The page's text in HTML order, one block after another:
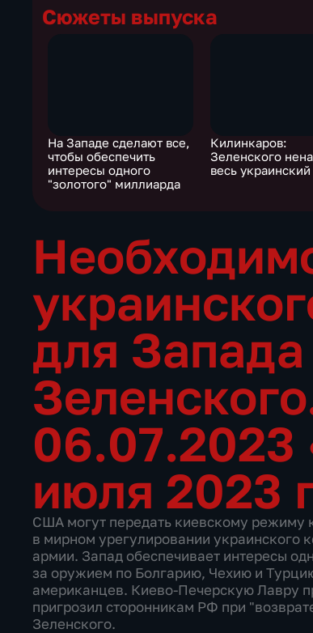
Сюжеты выпуска
На Западе сделают все,
чтобы обеспечить
интересы одного
"золотого" миллиарда
Килинкаров:
Зеленского
весь
для
06.07.2023
июля 2023
США могут передать киевскому режиму
в мирном урегулировании
армии. Запад обеспечивает интересы
за оружием по Болгарию, Чехию и
американцев. Киево-Печерскую Лавру
пригрозил сторонникам РФ при
Зеленского.